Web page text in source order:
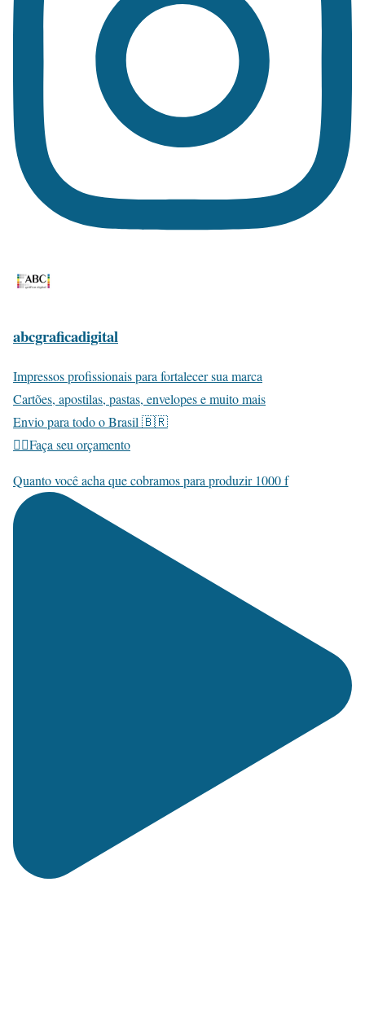
abcgraficadigital
Impressos profissionais para fortalecer sua marca
Cartões, apostilas, pastas, envelopes e muito mais
Envio para todo o Brasil 🇧🇷
👇🏽Faça seu orçamento
Quanto você acha que cobramos para produzir 1000 f